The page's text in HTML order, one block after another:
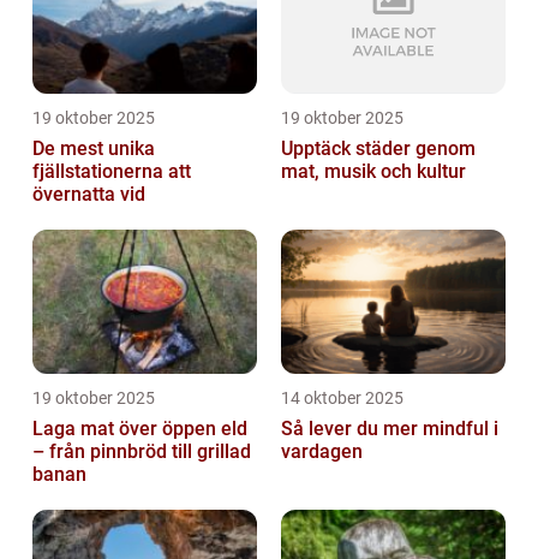
19 oktober 2025
De mest unika
fjällstationerna att
övernatta vid
19 oktober 2025
Upptäck städer genom
mat, musik och kultur
19 oktober 2025
Laga mat över öppen eld
– från pinnbröd till grillad
banan
14 oktober 2025
Så lever du mer mindful i
vardagen